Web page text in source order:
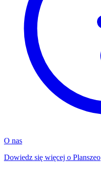
O nas
Dowiedz się więcej o Planszeo